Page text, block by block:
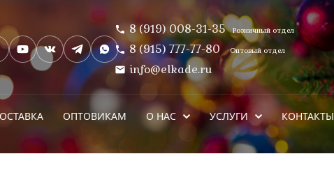
8 (919) 008-31-35 Розничный отдел
8 (915) 777-77-80 Оптовый отдел
info@elkade.ru
ОПТОВИКАМ О НАС УСЛУГИ КОНТАКТЫ